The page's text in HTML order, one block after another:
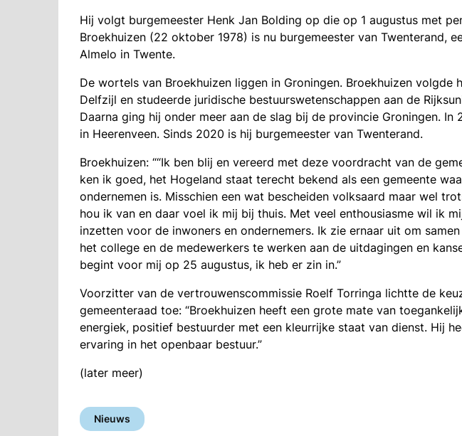
Hij volgt burgemeester Henk Jan Bolding op die op 1 augustus met
Broekhuizen (22 oktober 1978) is nu burgemeester van Twenterand,
Almelo in Twente.
De wortels van Broekhuizen liggen in Groningen. Broekhuizen volgde
Delfzijl en studeerde juridische bestuurswetenschappen aan de
Daarna ging hij onder meer aan de slag bij de provincie Groningen. In
in Heerenveen. Sinds 2020 is hij burgemeester van Twenterand.
Broekhuizen: ““Ik ben blij en vereerd met deze voordracht van de
ken ik goed, het Hogeland staat terecht bekend als een gemeente
ondernemen is. Misschien een wat bescheiden volksaard maar wel
hou ik van en daar voel ik mij bij thuis. Met veel enthousiasme wil ik
inzetten voor de inwoners en ondernemers. Ik zie ernaar uit om
het college en de medewerkers te werken aan de uitdagingen en
begint voor mij op 25 augustus, ik heb er zin in.”
Voorzitter van de vertrouwenscommissie Roelf Torringa lichtte de
gemeenteraad toe: “Broekhuizen heeft een grote mate van
energiek, positief bestuurder met een kleurrijke staat van dienst. Hij
ervaring in het openbaar bestuur.”
(later meer)
Nieuws